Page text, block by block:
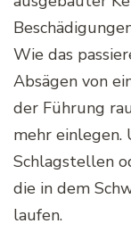
Wie das
Absägen von
der Führung
mehr einlegen.
Schlagstellen
die in dem
laufen.